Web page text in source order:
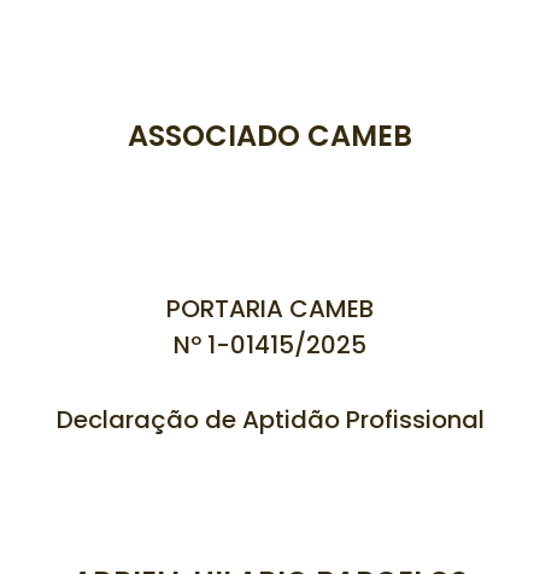
ASSOCIADO CAMEB
PORTARIA CAMEB
Nº 1-01415/2025
Declaração de Aptidão Profissional